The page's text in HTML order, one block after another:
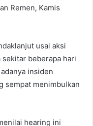
Remen, Kamis
usai aksi
beberapa hari
insiden
sempat menimbulkan
hearing ini